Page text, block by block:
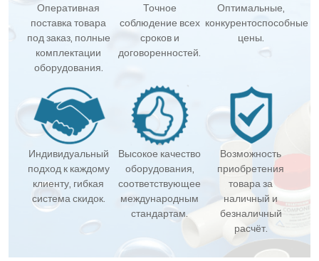
Оперативная
поставка товара
под заказ, полные
комплектации
оборудования.
Точное
соблюдение всех
сроков и
договоренностей.
Оптимальные,
конкурентоспособные
цены.
Индивидуальный
подход к каждому
клиенту, гибкая
система скидок.
Высокое качество
оборудования,
соответствующее
международным
стандартам.
Возможность
приобретения
товара за
наличный и
безналичный
расчёт.